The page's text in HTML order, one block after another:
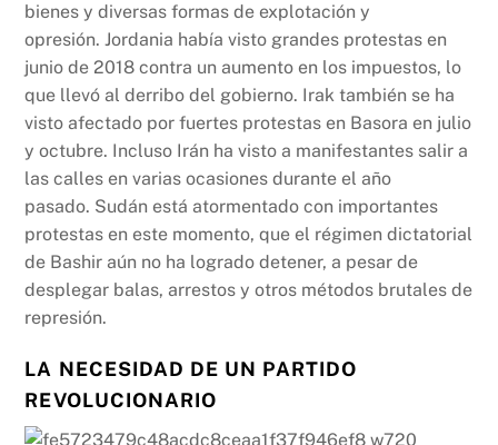
bienes y diversas formas de explotación y
opresión. Jordania había visto grandes protestas en
junio de 2018 contra un aumento en los impuestos, lo
que llevó al derribo del gobierno. Irak también se ha
visto afectado por fuertes protestas en Basora en julio
y octubre. Incluso Irán ha visto a manifestantes salir a
las calles en varias ocasiones durante el año
pasado. Sudán está atormentado con importantes
protestas en este momento, que el régimen dictatorial
de Bashir aún no ha logrado detener, a pesar de
desplegar balas, arrestos y otros métodos brutales de
represión.
LA NECESIDAD DE UN PARTIDO
REVOLUCIONARIO